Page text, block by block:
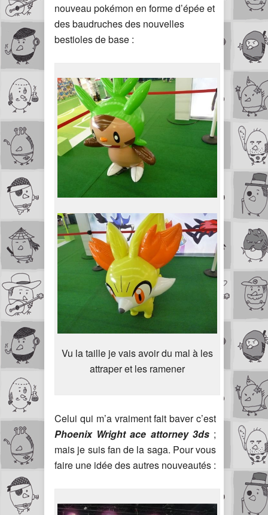
nouveau pokémon en forme d’épée et
des baudruches des nouvelles
bestioles de base :
Vu la taille je vais avoir du mal à les
attraper et les ramener
Celui qui m’a vraiment fait baver c’est
Phoenix Wright ace attorney 3ds;
mais je suis fan de la saga. Pour vous
faire une idée des autres nouveautés :